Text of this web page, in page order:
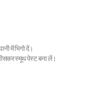
में भिगो दें।
स्मूथ पेस्ट बना लें।